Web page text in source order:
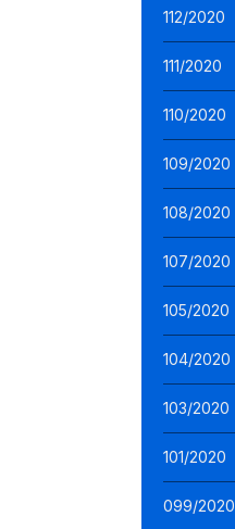
112/2020
111/2020
110/2020
109/2020
108/2020
107/2020
105/2020
104/2020
103/2020
101/2020
099/2020